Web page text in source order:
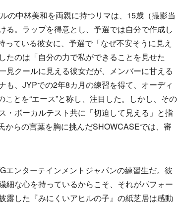
の中林美和を両親に持つリマは、15歳（撮影当
る。ラップを得意とし、予選では自分で作成し
ている彼女に、予選で「なぜ不安そうに見え
たのは「自分の力で私ができることを見せた
見クールに見える彼女だが、メンバーに甘える
、JYPでの2年8カ月の練習を得て、オーディ
とを“エース”と称し、注目した。しかし、その
・ボーカルテスト共に「切迫して見える」と指
からの言葉を胸に挑んだSHOWCASEでは、審
ンターテインメントジャパンの練習生だ。彼
細な心を持っているからこそ、それがパフォー
露した『みにくいアヒルの子』の紙芝居は感動